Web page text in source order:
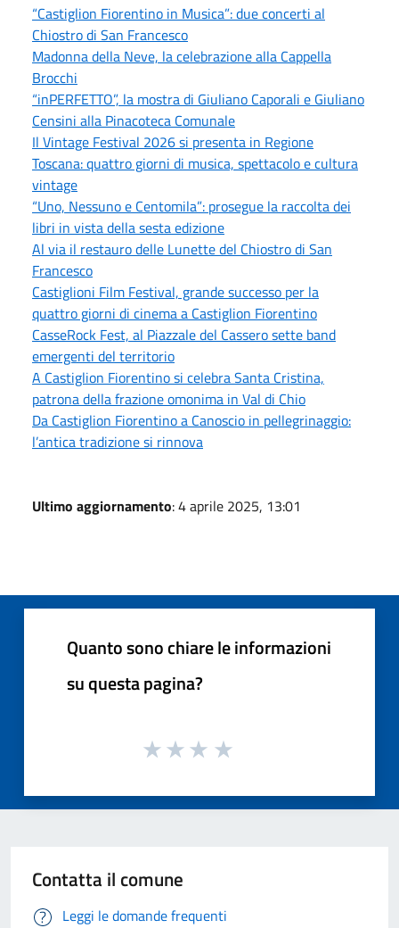
“Castiglion Fiorentino in Musica”: due concerti al
Chiostro di San Francesco
Madonna della Neve, la celebrazione alla Cappella
Brocchi
“inPERFETTO”, la mostra di Giuliano Caporali e Giuliano
Censini alla Pinacoteca Comunale
Il Vintage Festival 2026 si presenta in Regione
Toscana: quattro giorni di musica, spettacolo e cultura
vintage
“Uno, Nessuno e Centomila”: prosegue la raccolta dei
libri in vista della sesta edizione
Al via il restauro delle Lunette del Chiostro di San
Francesco
Castiglioni Film Festival, grande successo per la
quattro giorni di cinema a Castiglion Fiorentino
CasseRock Fest, al Piazzale del Cassero sette band
emergenti del territorio
A Castiglion Fiorentino si celebra Santa Cristina,
patrona della frazione omonima in Val di Chio
Da Castiglion Fiorentino a Canoscio in pellegrinaggio:
l’antica tradizione si rinnova
Ultimo aggiornamento: 4 aprile 2025, 13:01
Quanto sono chiare le informazioni
su questa pagina?
Contatta il comune
Leggi le domande frequenti